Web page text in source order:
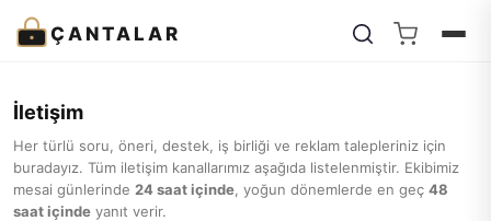
ÇANTALAR
İletişim
Her türlü soru, öneri, destek, iş birliği ve reklam talepleriniz için
buradayız. Tüm iletişim kanallarımız aşağıda listelenmiştir. Ekibimiz
mesai günlerinde 24 saat içinde , yoğun dönemlerde en geç 48
saat içinde yanıt verir.